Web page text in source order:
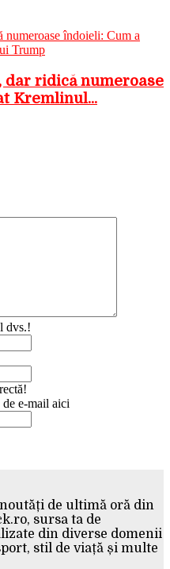
ridică numeroase
Kremlinul...
dvs.!
e-mail aici
de ultimă oră din
sursa ta de
din diverse domenii
stil de viață și multe